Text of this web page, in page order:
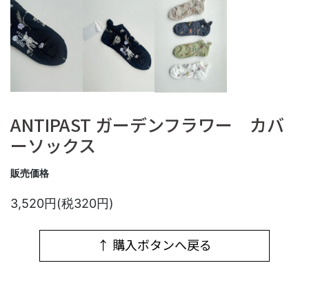
ANTIPAST ガーデンフラワー カバ
ーソックス
販売価格
3,520円(税320円)
↑ 購入ボタンへ戻る